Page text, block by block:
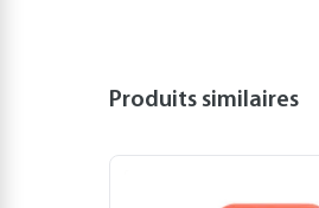
Produits similaires